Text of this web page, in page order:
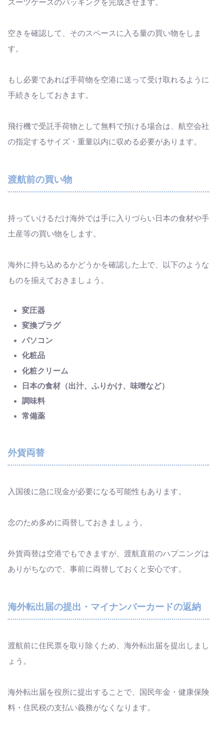
スーツケースのパッキングを完成させます。
空きを確認して、そのスペースに入る量の買い物をしま
す。
もし必要であれば手荷物を空港に送って受け取れるように
手続きをしておきます。
飛行機で受託手荷物として無料で預ける場合は、航空会社
の指定するサイズ・重量以内に収める必要があります。
渡航前の買い物
持っていけるだけ海外では手に入りづらい日本の食材や手
土産等の買い物をします。
海外に持ち込めるかどうかを確認した上で、以下のような
ものを揃えておきましょう。
変圧器
変換プラグ
パソコン
化粧品
化粧クリーム
日本の食材（出汁、ふりかけ、味噌など）
調味料
常備薬
外貨両替
入国後に急に現金が必要になる可能性もあります。
念のため多めに両替しておきましょう。
外貨両替は空港でもできますが、渡航直前のハプニングは
ありがちなので、事前に両替しておくと安心です。
海外転出届の提出・マイナンバーカードの返納
渡航前に住民票を取り除くため、海外転出届を提出しまし
ょう。
海外転出届を役所に提出することで、国民年金・健康保険
料・住民税の支払い義務がなくなります。